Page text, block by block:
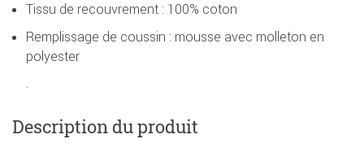
Tissu de recouvrement : 100% coton
Remplissage de coussin : mousse avec molleton en
polyester
.
Description du produit